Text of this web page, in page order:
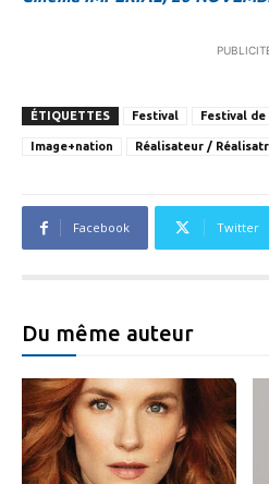
ÉTIQUETTES Festival Festival
Image+nation Réalisateur /
Facebook Twitter
Du même auteur